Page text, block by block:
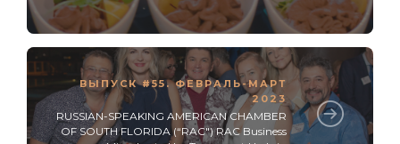
ВЫПУСК #55. ФЕВРАЛЬ-МАРТ
2023
RUSSIAN-SPEAKING AMERICAN CHAMBER
OF SOUTH FLORIDA (“RAC") RAC Business